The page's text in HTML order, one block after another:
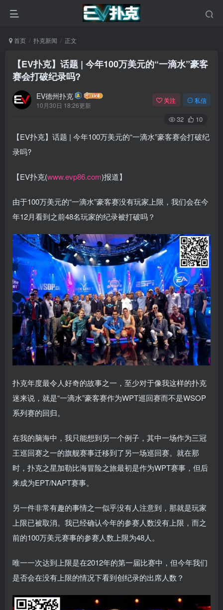
首页 扑克新闻 正文
【EV扑克】话题 | 今年100万美元的“一滴水”豪客
赛会打破纪录吗?
EV德州扑克
10月30日 18:26更新
关注 私信
32 10
【EV扑克】话题 | 今年100万美元的“一滴水”豪客赛会打破纪
录吗?
【EV扑克(www.evp86.com)报道】
由于100万美元的“一滴水”豪客赛没有玩家上限，我们会在今
年12月看到之前48名玩家的纪录被打破吗？
扑克年度最令人好奇的故事之一，至少对于像我这样的扑克
迷来说，就是“一滴水”豪客赛作为WPT巡回赛而不是WSOP
系列赛的回归。
在我的脑海中，我只能想到另一个例子，其中一场作为三冠
王巡回赛之一的旗舰赛事迁移到了另一场巡回赛。就在那
时，扑克之星加勒比海冒险之旅最初是作为WPT赛事，但后
来成为EPT/NAPT赛事。
另一件非常有趣的事情之一似乎没有人注意到，那就是玩家
上限已被取消。我已经确认今年的参赛人数没有上限，而之
前的100万美元赛事的参赛人数上限为48人。
唯一一次达到上限是在2012年的第一届比赛中，但今年我们
是否会在没有上限的情况下看到创纪录的出席人数？